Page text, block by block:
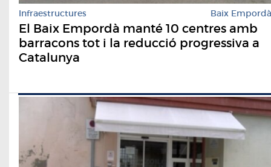
Infraestructures Baix Empordà
El Baix Empordà manté 10 centres amb
barracons tot i la reducció progressiva a
Catalunya